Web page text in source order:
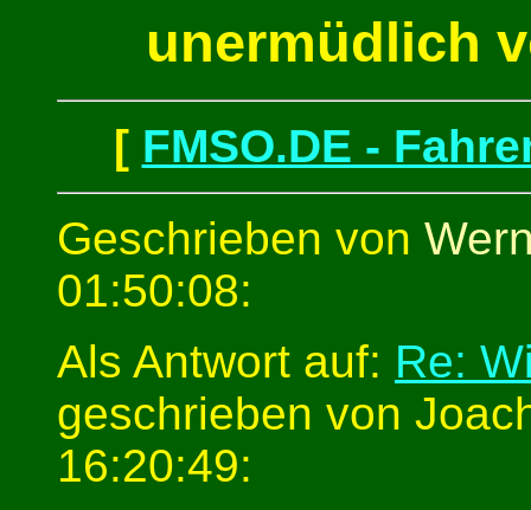
unermüdlich
[ FMSO.DE -
Geschrieben von
01:50:08:
Als Antwort auf: Re:
geschrieben von
16:20:49: